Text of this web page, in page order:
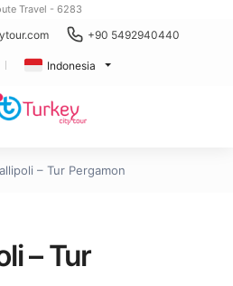
Travel - 6283
+90 5492940440
Indonesia
– Tur Pergamon
– Tur